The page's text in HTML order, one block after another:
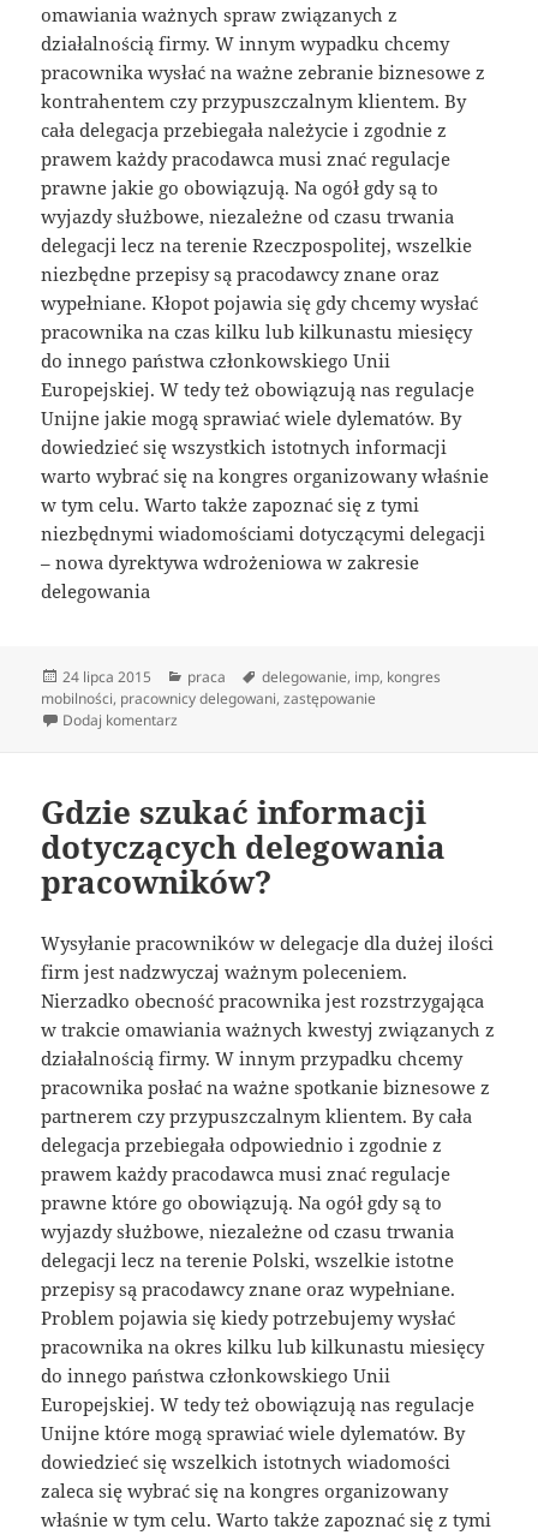
omawiania ważnych spraw związanych z
działalnością firmy. W innym wypadku chcemy
pracownika wysłać na ważne zebranie biznesowe z
kontrahentem czy przypuszczalnym klientem. By
cała delegacja przebiegała należycie i zgodnie z
prawem każdy pracodawca musi znać regulacje
prawne jakie go obowiązują. Na ogół gdy są to
wyjazdy służbowe, niezależne od czasu trwania
delegacji lecz na terenie Rzeczpospolitej, wszelkie
niezbędne przepisy są pracodawcy znane oraz
wypełniane. Kłopot pojawia się gdy chcemy wysłać
pracownika na czas kilku lub kilkunastu miesięcy
do innego państwa członkowskiego Unii
Europejskiej. W tedy też obowiązują nas regulacje
Unijne jakie mogą sprawiać wiele dylematów. By
dowiedzieć się wszystkich istotnych informacji
warto wybrać się na kongres organizowany właśnie
w tym celu. Warto także zapoznać się z tymi
niezbędnymi wiadomościami dotyczącymi delegacji
– nowa dyrektywa wdrożeniowa w zakresie
delegowania
Data
publikacji
24 lipca 2015 Kategorie
praca Tagi
delegowanie, imp, kongres
mobilności, pracownicy delegowani,zastępowanie
Dodaj komentarz
Gdzie szukać informacji
dotyczących delegowania
pracowników?
Wysyłanie pracowników w delegacje dla dużej ilości
firm jest nadzwyczaj ważnym poleceniem.
Nierzadko obecność pracownika jest rozstrzygająca
w trakcie omawiania ważnych kwestyj związanych z
działalnością firmy. W innym przypadku chcemy
pracownika posłać na ważne spotkanie biznesowe z
partnerem czy przypuszczalnym klientem. By cała
delegacja przebiegała odpowiednio i zgodnie z
prawem każdy pracodawca musi znać regulacje
prawne które go obowiązują. Na ogół gdy są to
wyjazdy służbowe, niezależne od czasu trwania
delegacji lecz na terenie Polski, wszelkie istotne
przepisy są pracodawcy znane oraz wypełniane.
Problem pojawia się kiedy potrzebujemy wysłać
pracownika na okres kilku lub kilkunastu miesięcy
do innego państwa członkowskiego Unii
Europejskiej. W tedy też obowiązują nas regulacje
Unijne które mogą sprawiać wiele dylematów. By
dowiedzieć się wszelkich istotnych wiadomości
zaleca się wybrać się na kongres organizowany
właśnie w tym celu. Warto także zapoznać się z tymi